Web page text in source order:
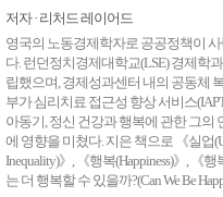
영상 나비
영상 북리뷰
오늘의 공부
생각하는 사전
연재
저자 · 리처드 레이어드
영국의 노동경제학자로 공공정책이
다. 런던정치경제대학교(LSE) 경제학
립했으며, 경제성과센터 내의 공동체
부가 심리치료 접근성 향상 서비스
아동기, 정신 건강과 행복에 관한 그의
에 영향을 미쳤다. 지은 책으로 《실업
Inequality)》, 《행복(Happiness)》, 《행
는 더 행복할 수 있을까?(Can We Be